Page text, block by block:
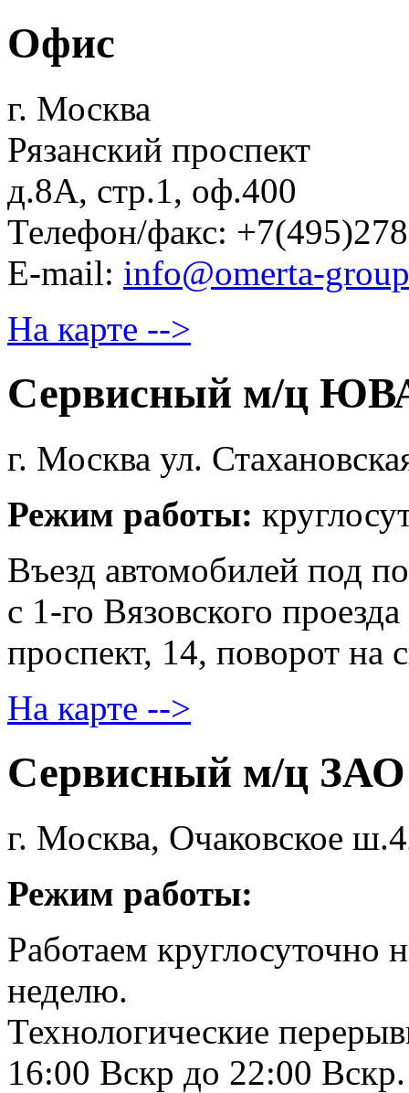
Офис
г. Москва
Рязанский проспект
д.8А, стр.1, оф.400
Телефон/факс:
E-mail: info@omerta-
На карте -->
Сервисный м/ц
г. Москва ул.
Режим работы:
Въезд автомобилей под
с 1-го Вязовского
проспект, 14, поворот на
На карте -->
Сервисный м/ц ЗАО
г. Москва, Очаковское
Режим работы:
Работаем круглосуточно
неделю.
Технологические
16:00 Вскр до 22:00 Вскр.